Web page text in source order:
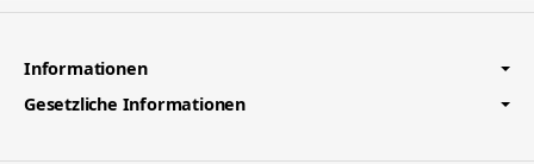
Informationen
Gesetzliche Informationen